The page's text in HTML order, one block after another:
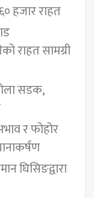
हजार राहत
राहत सामग्री
सडक,
र फोहोर
घिसिङद्वारा